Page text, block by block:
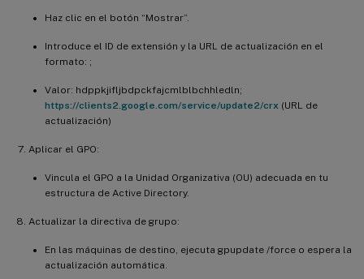
Haz clic en el botón “Mostrar”.
Introduce el ID de extensión y la URL de actualización en el
formato: ;
Valor: hdppkjifljbdpckfajcmlblbchhledln;
https://clients2.google.com/service/update2/crx (URL de
actualización)
Aplicar el GPO:
Vincula el GPO a la Unidad Organizativa (OU) adecuada en tu
estructura de Active Directory.
Actualizar la directiva de grupo:
En las máquinas de destino, ejecuta gpupdate /force o espera la
actualización automática.